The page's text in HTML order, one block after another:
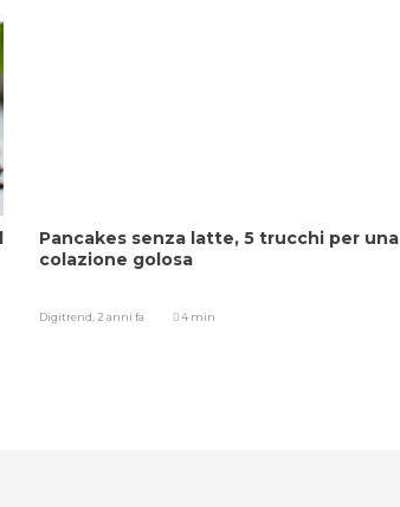
Pancakes senza latte, 5 trucchi per una
colazione golosa
Digitrend,2 anni fa 4 min